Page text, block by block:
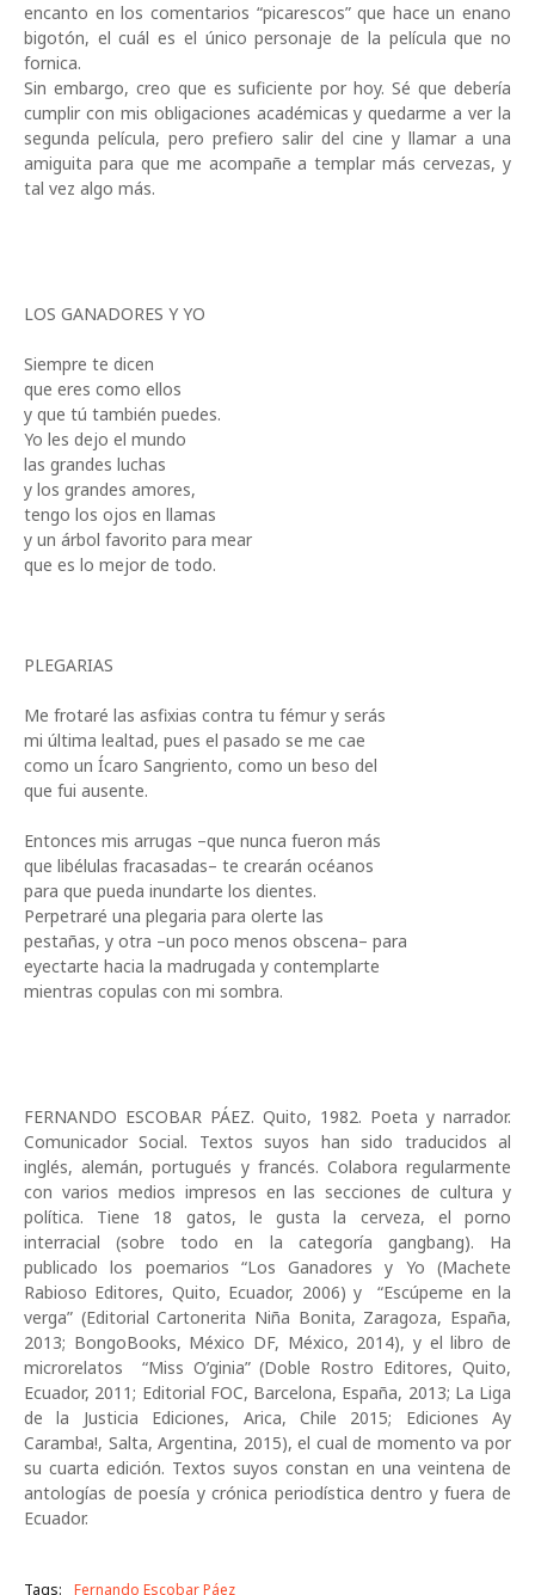
encanto en los comentarios “picarescos” que hace un enano
bigotón, el cuál es el único personaje de la película que no
fornica.
Sin embargo, creo que es suficiente por hoy. Sé que debería
cumplir con mis obligaciones académicas y quedarme a ver la
segunda película, pero prefiero salir del cine y llamar a una
amiguita para que me acompañe a templar más cervezas, y
tal vez algo más.
LOS GANADORES Y YO
Siempre te dicen
que eres como ellos
y que tú también puedes.
Yo les dejo el mundo
las grandes luchas
y los grandes amores,
tengo los ojos en llamas
y un árbol favorito para mear
que es lo mejor de todo.
PLEGARIAS
Me frotaré las asfixias contra tu fémur y serás
mi última lealtad, pues el pasado se me cae
como un Ícaro Sangriento, como un beso del
que fui ausente.
Entonces mis arrugas –que nunca fueron más
que libélulas fracasadas– te crearán océanos
para que pueda inundarte los dientes.
Perpetraré una plegaria para olerte las
pestañas, y otra –un poco menos obscena– para
eyectarte hacia la madrugada y contemplarte
mientras copulas con mi sombra.
FERNANDO ESCOBAR PÁEZ. Quito, 1982. Poeta y narrador.
Comunicador Social. Textos suyos han sido traducidos al
inglés, alemán, portugués y francés. Colabora regularmente
con varios medios impresos en las secciones de cultura y
política. Tiene 18 gatos, le gusta la cerveza, el porno
interracial (sobre todo en la categoría gangbang). Ha
publicado los poemarios “Los Ganadores y Yo (Machete
Rabioso Editores, Quito, Ecuador, 2006) y “Escúpeme en la
verga” (Editorial Cartonerita Niña Bonita, Zaragoza, España,
2013; BongoBooks, México DF, México, 2014), y el libro de
microrelatos “Miss O’ginia” (Doble Rostro Editores, Quito,
Ecuador, 2011; Editorial FOC, Barcelona, España, 2013; La Liga
de la Justicia Ediciones, Arica, Chile 2015; Ediciones Ay
Caramba!, Salta, Argentina, 2015), el cual de momento va por
su cuarta edición. Textos suyos constan en una veintena de
antologías de poesía y crónica periodística dentro y fuera de
Ecuador.
Tags: Fernando Escobar Páez